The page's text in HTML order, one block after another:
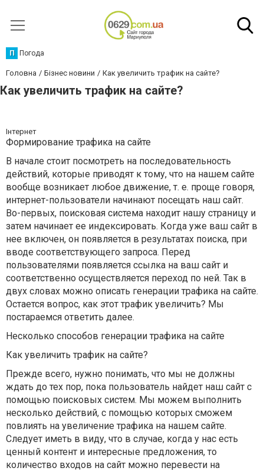
П Погода
Головна Бізнес новини Как увеличить трафик на сайте?
Как увеличить трафик на сайте?
Інтернет
Формирование трафика на сайте
В начале стоит посмотреть на последовательность
действий, которые приводят к тому, что на нашем сайте
вообще возникает любое движение, т. е. проще говоря,
интернет-пользователи начинают посещать наш сайт.
Во-первых, поисковая система находит нашу страницу и
затем начинает ее индексировать. Когда уже ваш сайт в
нее включен, он появляется в результатах поиска, при
вводе соответствующего запроса. Перед
пользователями появляется ссылка на ваш сайт и
соответственно осуществляется переход по ней. Так в
двух словах можно описать генерации трафика на сайте.
Остается вопрос, как этот трафик увеличить? Мы
постараемся ответить далее.
Несколько способов генерации трафика на сайте
Как увеличить трафик на сайте?
Прежде всего, нужно понимать, что мы не должны
ждать до тех пор, пока пользователь найдет наш сайт с
помощью поисковых систем. Мы можем выполнить
несколько действий, с помощью которых сможем
повлиять на увеличение трафика на нашем сайте.
Следует иметь в виду, что в случае, когда у нас есть
ценный контент и интересные предложения, то
количество входов на сайт можно перевести на